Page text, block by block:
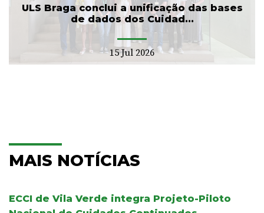
ULS Braga conclui a unificação das bases
de dados dos Cuidad...
15 Jul 2026
MAIS NOTÍCIAS
ECCI de Vila Verde integra Projeto-Piloto